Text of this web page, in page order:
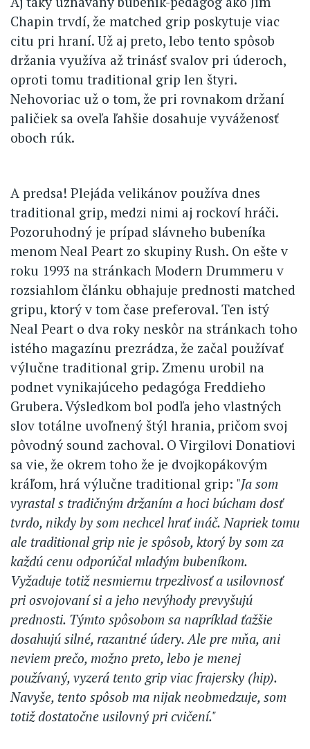
Chapin trvdí, že matched grip poskytuje viac
citu pri hraní. Už aj preto, lebo tento spôsob
držania využíva až trinásť svalov pri úderoch,
oproti tomu traditional grip len štyri.
Nehovoriac už o tom, že pri rovnakom držaní
paličiek sa oveľa ľahšie dosahuje vyváženosť
oboch rúk.
A predsa! Plejáda velikánov používa dnes
traditional grip, medzi nimi aj rockoví hráči.
Pozoruhodný je prípad slávneho bubeníka
menom Neal Peart zo skupiny Rush. On ešte v
roku 1993 na stránkach Modern Drummeru v
rozsiahlom článku obhajuje prednosti matched
gripu, ktorý v tom čase preferoval. Ten istý
Neal Peart o dva roky neskôr na stránkach toho
istého magazínu prezrádza, že začal používať
výlučne traditional grip. Zmenu urobil na
podnet vynikajúceho pedagóga Freddieho
Grubera. Výsledkom bol podľa jeho vlastných
slov totálne uvoľnený štýl hrania, pričom svoj
pôvodný sound zachoval. O Virgilovi Donatiovi
sa vie, že okrem toho že je dvojkopákovým
kráľom, hrá výlučne traditional grip: "Ja som
vyrastal s tradičným držaním a hoci búcham dosť
tvrdo, nikdy by som nechcel hrať ináč. Napriek tomu
ale traditional grip nie je spôsob, ktorý by som za
každú cenu odporúčal mladým bubeníkom.
Vyžaduje totiž nesmiernu trpezlivosť a usilovnosť
pri osvojovaní si a jeho nevýhody prevyšujú
prednosti. Týmto spôsobom sa napríklad ťažšie
dosahujú silné, razantné údery. Ale pre mňa, ani
neviem prečo, možno preto, lebo je menej
používaný, vyzerá tento grip viac frajersky (hip).
Navyše, tento spôsob ma nijak neobmedzuje, som
totiž dostatočne usilovný pri cvičení."